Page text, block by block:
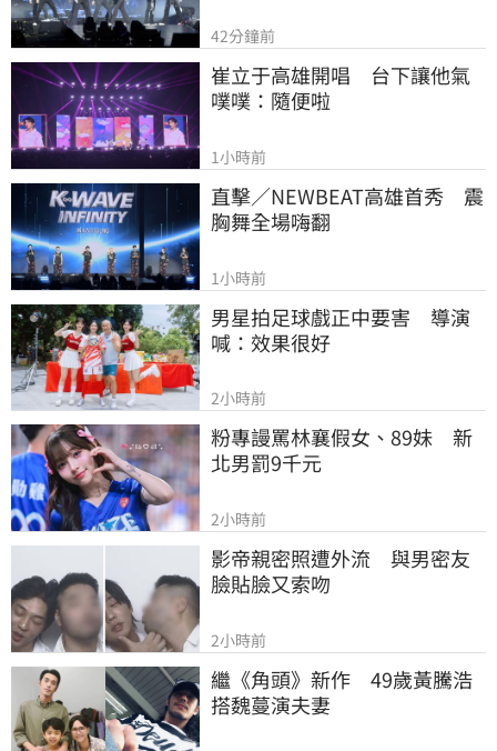
42分鐘前
崔立于高雄開唱　台下讓他氣
噗噗：隨便啦
1小時前
直擊／NEWBEAT高雄首秀　震
胸舞全場嗨翻
1小時前
男星拍足球戲正中要害　導演
喊：效果很好
2小時前
粉專謾罵林襄假女、89妹　新
北男罰9千元
2小時前
影帝親密照遭外流　與男密友
臉貼臉又索吻
2小時前
繼《角頭》新作　49歲黃騰浩
搭魏蔓演夫妻